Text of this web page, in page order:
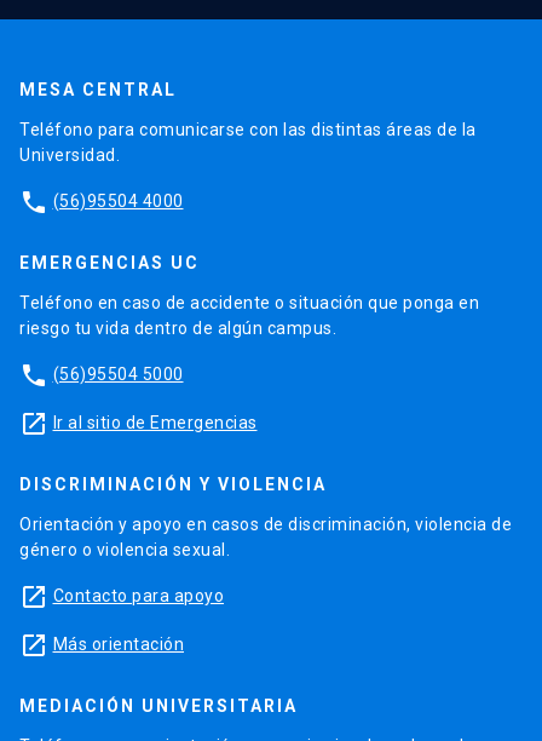
MESA CENTRAL
Teléfono para comunicarse con las distintas áreas de la
Universidad.
phone (56)95504 4000
EMERGENCIAS UC
Teléfono en caso de accidente o situación que ponga en
riesgo tu vida dentro de algún campus.
phone (56)95504 5000
launch Ir al sitio de Emergencias
DISCRIMINACIÓN Y VIOLENCIA
Orientación y apoyo en casos de discriminación, violencia de
género o violencia sexual.
launch Contacto para apoyo
launch Más orientación
MEDIACIÓN UNIVERSITARIA